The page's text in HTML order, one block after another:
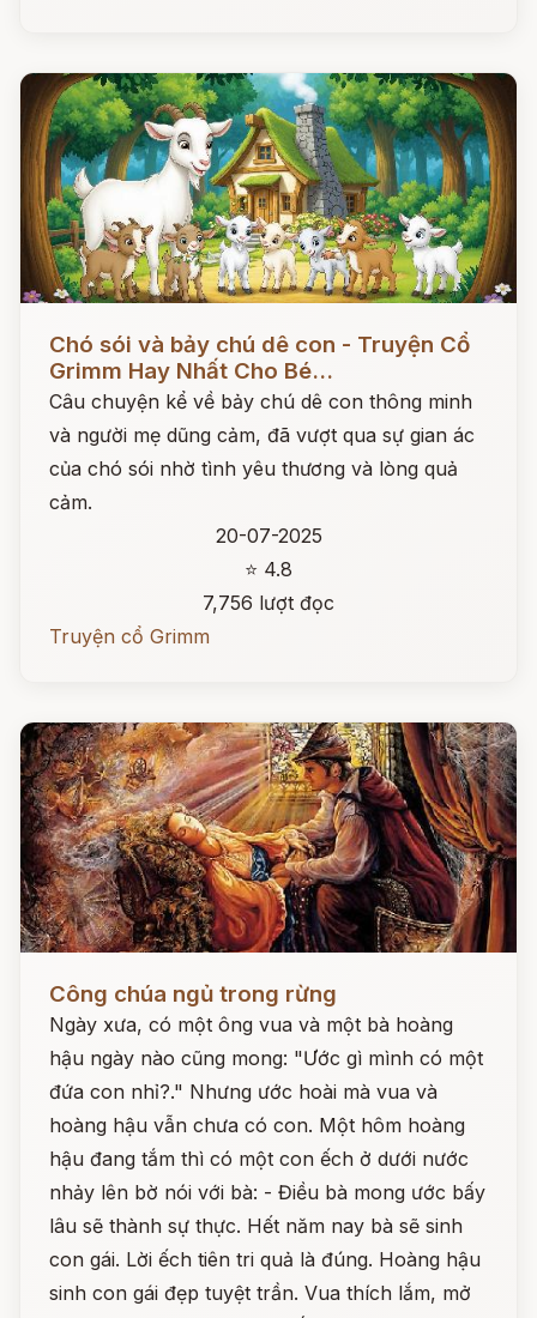
Chó sói và bảy chú dê con - Truyện Cổ
Grimm Hay Nhất Cho Bé...
Câu chuyện kể về bảy chú dê con thông minh
và người mẹ dũng cảm, đã vượt qua sự gian ác
của chó sói nhờ tình yêu thương và lòng quả
cảm.
20-07-2025
⭐ 4.8
7,756 lượt đọc
Truyện cổ Grimm
Công chúa ngủ trong rừng
Ngày xưa, có một ông vua và một bà hoàng
hậu ngày nào cũng mong: "Ước gì mình có một
đứa con nhỉ?." Nhưng ước hoài mà vua và
hoàng hậu vẫn chưa có con. Một hôm hoàng
hậu đang tắm thì có một con ếch ở dưới nước
nhảy lên bờ nói với bà: - Điều bà mong ước bấy
lâu sẽ thành sự thực. Hết năm nay bà sẽ sinh
con gái. Lời ếch tiên tri quả là đúng. Hoàng hậu
sinh con gái đẹp tuyệt trần. Vua thích lắm, mở